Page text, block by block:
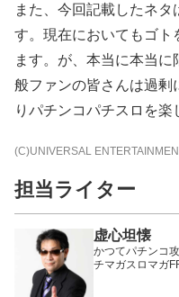
また、今回記載したネタ
す。現在においてもゴト
ます。が、本当に本当
般ファンの皆さんは過剰
りパチンコパチスロを楽
(C)UNIVERSAL
担当ライター
虚心坦懐
かつてパチンコ
チマガスロマガ